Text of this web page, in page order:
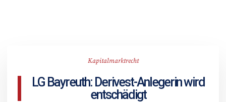
Kapitalmarktrecht
LG Bayreuth: Derivest-Anlegerin wird
entschädigt